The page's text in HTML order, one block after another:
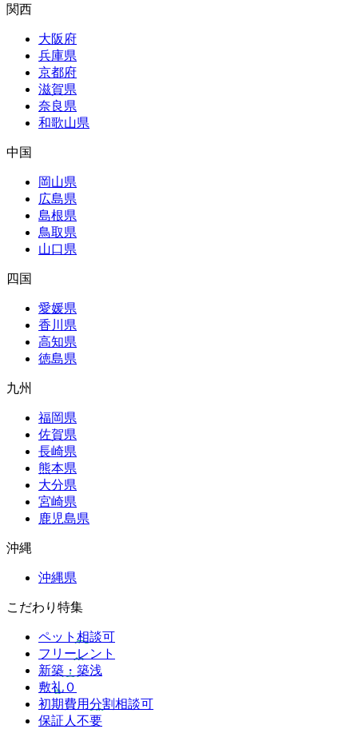
関西
大阪府
兵庫県
京都府
滋賀県
奈良県
和歌山県
中国
岡山県
広島県
島根県
鳥取県
山口県
四国
愛媛県
香川県
高知県
徳島県
九州
福岡県
佐賀県
長崎県
熊本県
大分県
宮崎県
鹿児島県
沖縄
沖縄県
こだわり特集
ペット相談可
フリーレント
新築・築浅
敷礼０
初期費用分割相談可
保証人不要